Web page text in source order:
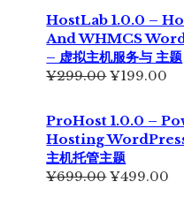
为：
¥355.00。
价
格
为
HostLab 1.0.0 –
And WHMCS
– 虚拟主机服务与 主题
¥299.00原
为：
¥299.00。
¥199.00
价
格
为
ProHost 1.0.0 –
Hosting
主机托管主题
¥699.00原
¥499.00